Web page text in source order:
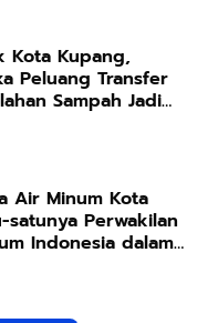
Peluang Transfer
Sampah Jadi
Air Minum Kota
satunya Perwakilan
Indonesia dalam
di Taiwan